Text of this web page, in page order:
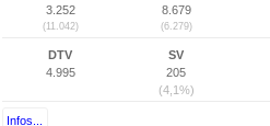
3.252
(11.042)
8.679
(6.279)
DTV
4.995
SV
205
(4,1%)
Infos...